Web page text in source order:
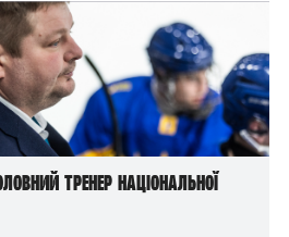
тренер національної